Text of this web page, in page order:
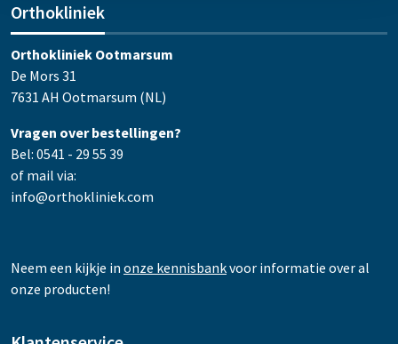
Orthokliniek
Orthokliniek Ootmarsum
De Mors 31
7631 AH Ootmarsum (NL)
Vragen over bestellingen?
Bel: 0541 - 29 55 39
of mail via:
info@orthokliniek.com
Neem een kijkje in onze kennisbankvoor informatie over al
onze producten!